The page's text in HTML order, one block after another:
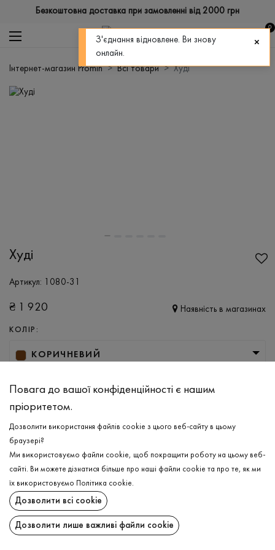
Безкоштовна доставка при замовленні від 2000 грн
0
Інтернет-магазин Promin Всі товари Худі
Худі
Артикул: 1080-31
₴ 1 920 Наявність в магазинах
КОЛІР:
КОРИЧНЕВИЙ
M
ОБЕРІТЬ РОЗМІР
Худі
ДОДАТИ ДО КОШИКА
ОПИС
Повага до вашої конфіденційності є нашим
пріоритетом.
Дозволити використання файлів cookie з цього веб-сайту в цьому
браузері?
Ми використовуємо файли cookie, щоб покращити роботу на цьому веб-
сайті. Ви можете дізнатися більше про наші файли cookie та про те, як ми
їх використовуємо
Політика cookie.
Дозволити всі cookie
Дозволити лише важливі файли cookie
З'єднання відновлене. Ви знову
онлайн.